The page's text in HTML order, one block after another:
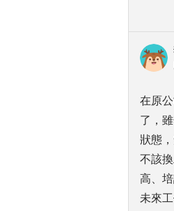
在原
了，
狀態
不該
高、
未來